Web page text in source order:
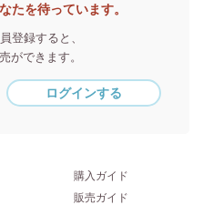
たを待っています。
登録すると、
ができます。
ログインする
購入ガイド
販売ガイド